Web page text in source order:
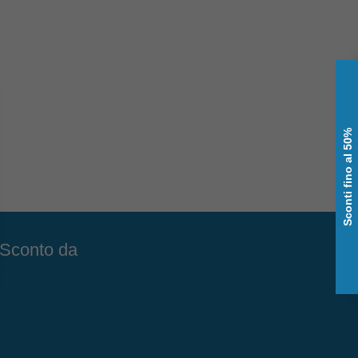
da
Sconti fino al 50%